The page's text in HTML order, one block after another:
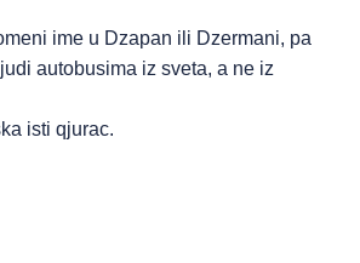
ime u Dzapan ili Dzermani, pa
autobusima iz sveta, a ne iz
isti qjurac.